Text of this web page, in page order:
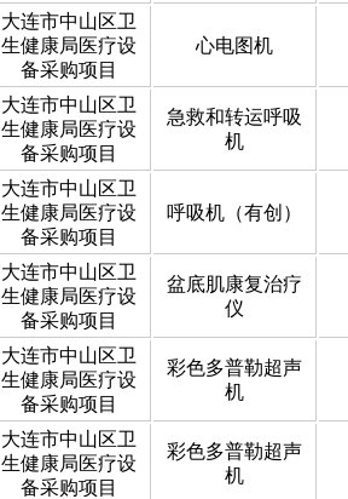
大连市中山区卫
生健康局医疗设
备采购项目
心电图机
大连市中山区卫
生健康局医疗设
备采购项目
急救和转运呼吸
机
大连市中山区卫
生健康局医疗设
备采购项目
呼吸机（有创）
大连市中山区卫
生健康局医疗设
备采购项目
盆底肌康复治疗
仪
大连市中山区卫
生健康局医疗设
备采购项目
彩色多普勒超声
机
大连市中山区卫
生健康局医疗设
备采购项目
彩色多普勒超声
机